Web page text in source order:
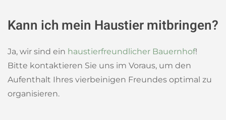
Kann ich mein Haustier mitbringen?
Ja, wir sind ein haustierfreundlicher Bauernhof!
Bitte kontaktieren Sie uns im Voraus, um den
Aufenthalt Ihres vierbeinigen Freundes optimal zu
organisieren.